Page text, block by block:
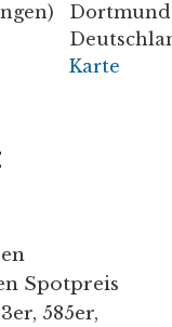
Karte
Spotpreis
585er,